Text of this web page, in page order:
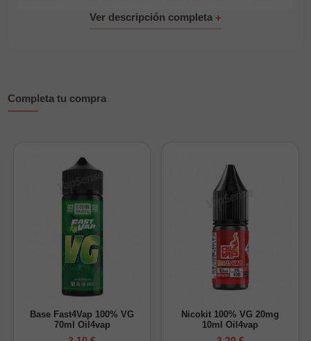
nicokits dentro de la gamaLongfill frutales
120ml
¿Cómo preparar tu Longfill?
Diluye el aroma en tu base PG/VG preferida y añade nicokits
para ajustar la nicotina. Se recomienda una maceración de
para integrar los matices tropicales y refrescantes
de la piña.
Completa tu compra
Base Fast4Vap 100% VG
70ml Oil4vap
Nicokit 100% VG 20mg
10ml Oil4vap